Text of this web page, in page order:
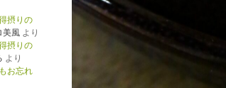
摂りの
美風より
摂りの
より
お忘れ